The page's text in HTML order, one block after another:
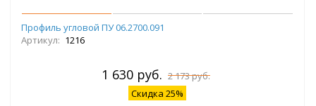
Профиль угловой ПУ 06.2700.091
Артикул: 1216
1 630 руб. 2 173 руб.
Скидка 25%